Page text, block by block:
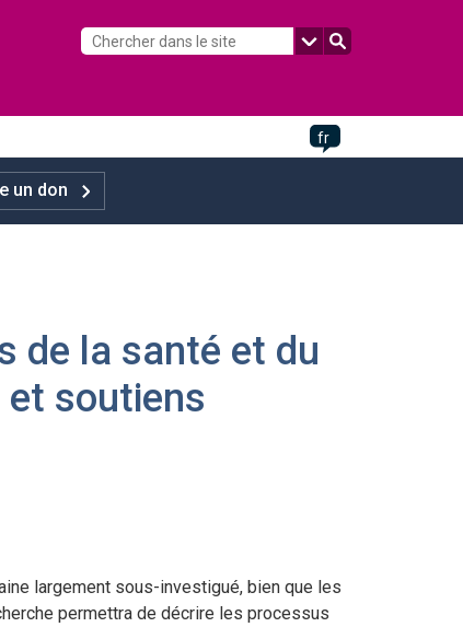
fr
un don
de la santé et du
soutiens
largement sous-investigué, bien que les
permettra de décrire les processus